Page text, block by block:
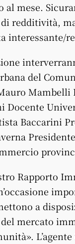
al mese.
redditività,
interessante/
del
Docente
Baccarini
Rapporto
a
mercato